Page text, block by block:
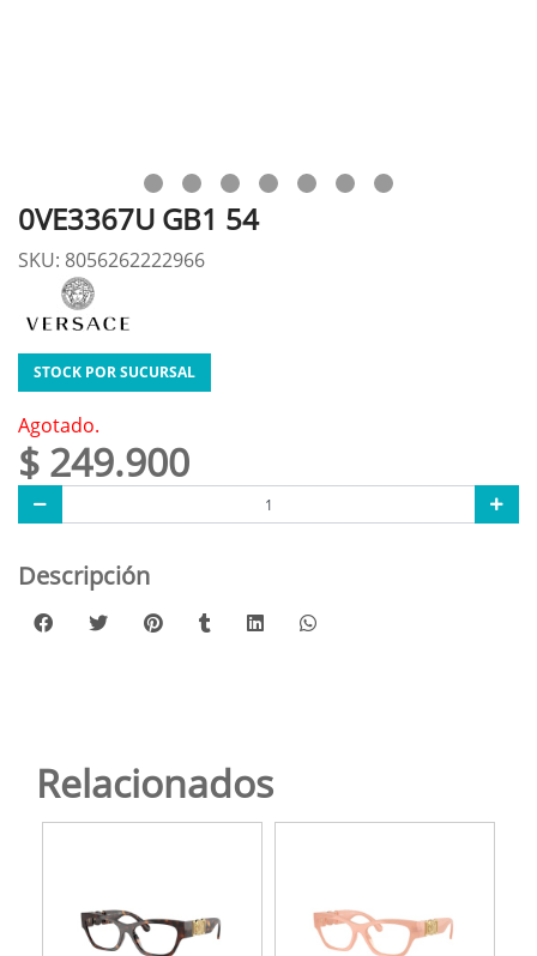
0VE3367U GB1 54
SKU: 8056262222966
STOCK POR SUCURSAL
Agotado.
$ 249.900
Descripción
Relacionados